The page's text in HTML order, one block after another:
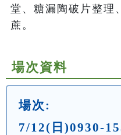
堂、糖漏陶破片整理
蔗。
場次資料
場次:
7/12(日)0930-